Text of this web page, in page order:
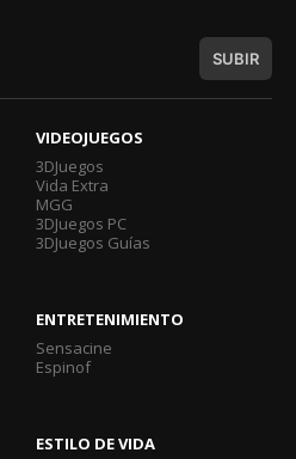
SUBIR
VIDEOJUEGOS
3DJuegos
Vida Extra
MGG
3DJuegos PC
3DJuegos Guías
ENTRETENIMIENTO
Sensacine
Espinof
ESTILO DE VIDA